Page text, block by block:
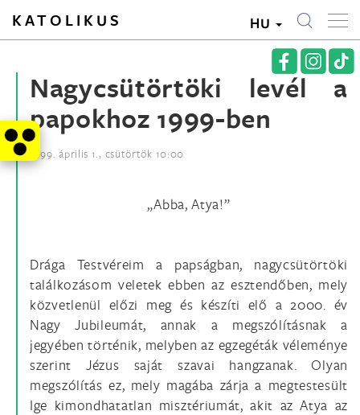
KATOLIKUS HU
Nagycsütörtöki levél a
papokhoz 1999-ben
1999. április 1., csütörtök 10:00
„Abba, Atya!”
Drága Testvéreim a papságban, nagycsütörtöki
találkozásom veletek ebben az esztendőben, mely
közvetlenül előzi meg és készíti elő a 2000. év
Nagy Jubileumát, annak a megszólításnak a
jegyében történik, melyben az egzegéták véleménye
szerint Jézus saját szavai hangzanak. Olyan
megszólítás ez, mely magába zárja a megtestesült
Ige kimondhatatlan misztériumát, akit az Atya az